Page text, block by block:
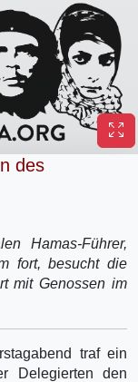
des
Hamas-Führer,
fort, besucht die
mit Genossen im
traf ein
Delegierten den